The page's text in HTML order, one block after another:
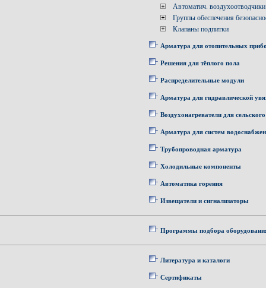
Автоматич. воздухоотводчики
Группы обеспечения
Клапаны подпитки
Арматура для отопительных
Решения для тёплого пола
Распределительные модули
Арматура для гидравлической
Воздухонагреватели для
Арматура для систем
Трубопроводная арматура
Холодильные компоненты
Автоматика горения
Извещатели и сигнализаторы
Программы подбора
Литература и каталоги
Сертификаты